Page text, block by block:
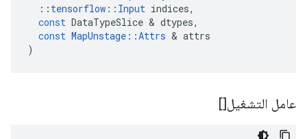
:: tensorflow :: Input indices,
const DataTypeSlice & dtypes,
const MapUnstage ::Attrs & attrs
)
عامل التشغيل[]